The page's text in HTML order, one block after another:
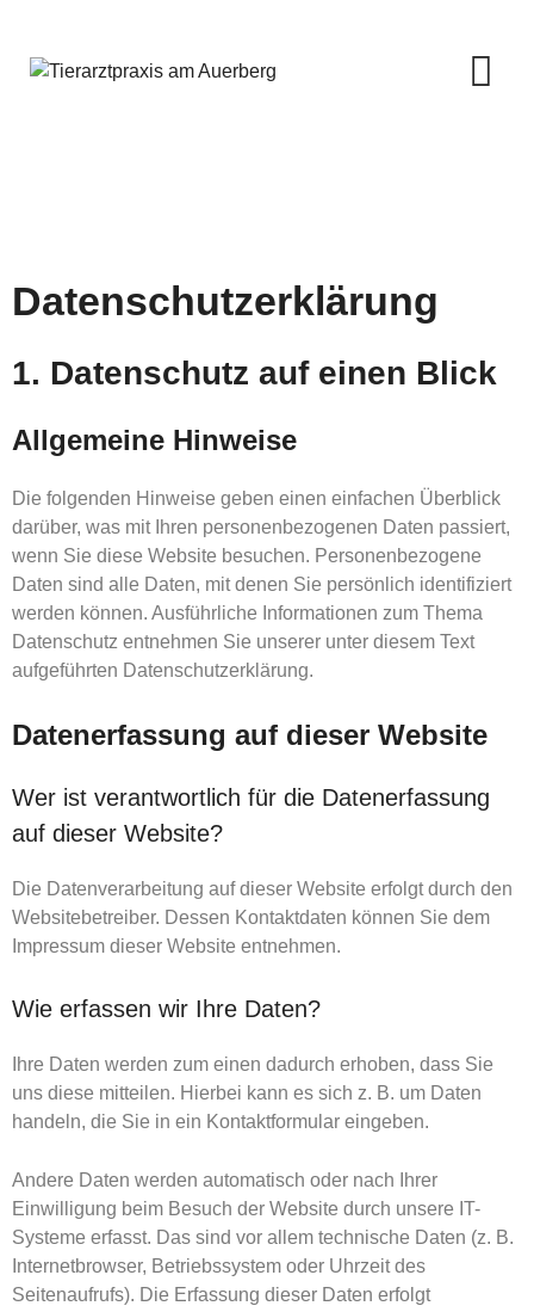
Datenschutzerklärung
1. Datenschutz auf einen Blick
Allgemeine Hinweise
Die folgenden Hinweise geben einen einfachen Überblick
darüber, was mit Ihren personenbezogenen Daten passiert,
wenn Sie diese Website besuchen. Personenbezogene
Daten sind alle Daten, mit denen Sie persönlich identifiziert
werden können. Ausführliche Informationen zum Thema
Datenschutz entnehmen Sie unserer unter diesem Text
aufgeführten Datenschutzerklärung.
Datenerfassung auf dieser Website
Wer ist verantwortlich für die Datenerfassung
auf dieser Website?
Die Datenverarbeitung auf dieser Website erfolgt durch den
Websitebetreiber. Dessen Kontaktdaten können Sie dem
Impressum dieser Website entnehmen.
Wie erfassen wir Ihre Daten?
Ihre Daten werden zum einen dadurch erhoben, dass Sie
uns diese mitteilen. Hierbei kann es sich z. B. um Daten
handeln, die Sie in ein Kontaktformular eingeben.
Andere Daten werden automatisch oder nach Ihrer
Einwilligung beim Besuch der Website durch unsere IT-
Systeme erfasst. Das sind vor allem technische Daten (z. B.
Internetbrowser, Betriebssystem oder Uhrzeit des
Seitenaufrufs). Die Erfassung dieser Daten erfolgt